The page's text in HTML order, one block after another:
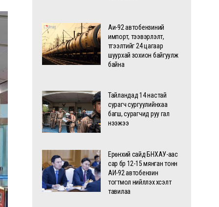
Аи-92 автобензиний
импорт, тээвэрлэлт,
түгээлтийг 24 цагаар
шуурхай зохион байгуулж
байна
Тайландад 14 настай
сурагч сургуулийнхаа
багш, сурагчид руу гал
нээжээ
Ерөнхий сайд БНХАУ-аас
сар бүр 12-15 мянган тонн
АИ-92 автобензин
тогтмол нийлүүлэх хүсэлт
тавилаа